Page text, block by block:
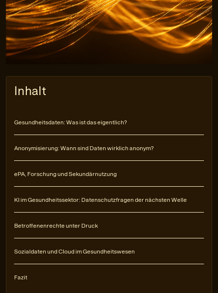
Inhalt
Gesundheitsdaten: Was ist das eigentlich?
Anonymisierung: Wann sind Daten wirklich anonym?
ePA, Forschung und Sekundärnutzung
KI im Gesundheitssektor: Datenschutzfragen der nächsten Welle
Betroffenenrechte unter Druck
Sozialdaten und Cloud im Gesundheitswesen
Fazit